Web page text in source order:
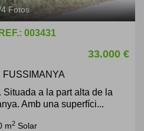
4 Fotos
003431
33.000 €
Situada a la part alta de la
Amb una superfíci...
m2 Solar